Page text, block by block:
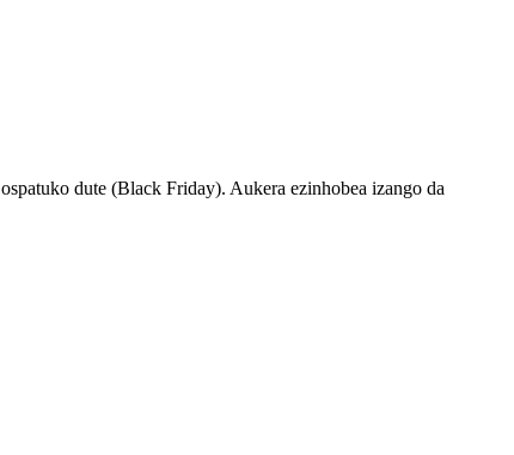
dute (Black Friday). Aukera ezinhobea izango da